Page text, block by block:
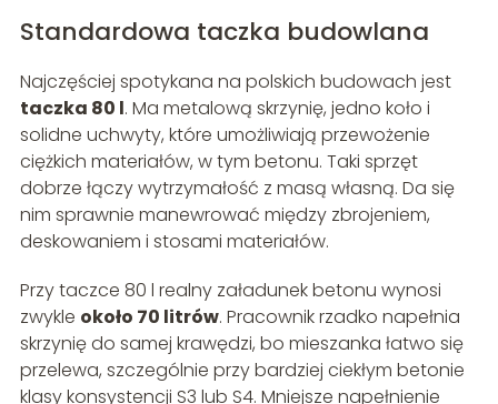
Standardowa taczka budowlana
Najczęściej spotykana na polskich budowach jest
taczka 80 l. Ma metalową skrzynię, jedno koło i
solidne uchwyty, które umożliwiają przewożenie
ciężkich materiałów, w tym betonu. Taki sprzęt
dobrze łączy wytrzymałość z masą własną. Da się
nim sprawnie manewrować między zbrojeniem,
deskowaniem i stosami materiałów.
Przy taczce 80 l realny załadunek betonu wynosi
zwykle około 70 litrów. Pracownik rzadko napełnia
skrzynię do samej krawędzi, bo mieszanka łatwo się
przelewa, szczególnie przy bardziej ciekłym betonie
klasy konsystencji S3 lub S4. Mniejsze napełnienie